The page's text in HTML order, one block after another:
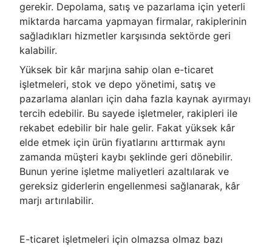
gerekir. Depolama, satış ve pazarlama için yeterli
miktarda harcama yapmayan firmalar, rakiplerinin
sağladıkları hizmetler karşısında sektörde geri
kalabilir.
Yüksek bir kâr marjına sahip olan e-ticaret
işletmeleri, stok ve depo yönetimi, satış ve
pazarlama alanları için daha fazla kaynak ayırmayı
tercih edebilir. Bu sayede işletmeler, rakipleri ile
rekabet edebilir bir hale gelir. Fakat yüksek kâr
elde etmek için ürün fiyatlarını arttırmak aynı
zamanda müşteri kaybı şeklinde geri dönebilir.
Bunun yerine işletme maliyetleri azaltılarak ve
gereksiz giderlerin engellenmesi sağlanarak, kâr
marjı artırılabilir.
E-ticaret işletmeleri için olmazsa olmaz bazı